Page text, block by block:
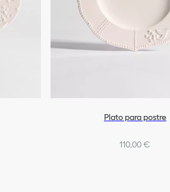
Plato para postre
110,00 €